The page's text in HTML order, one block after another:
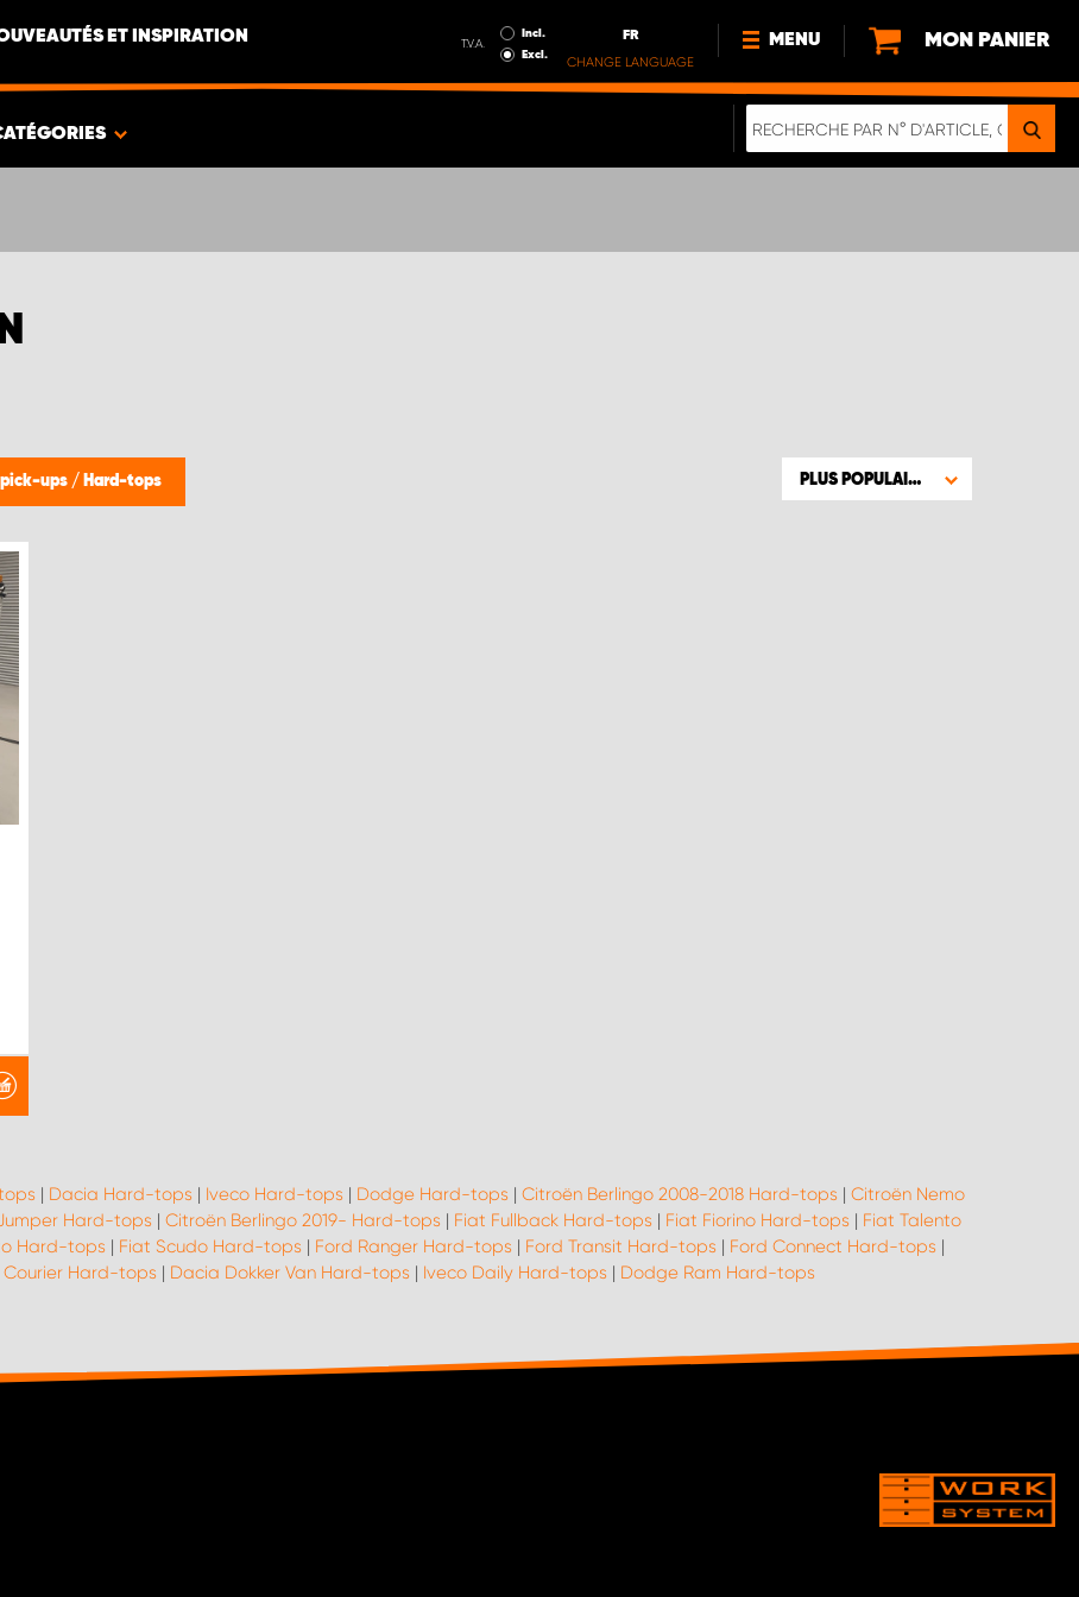
ET INSPIRATION T.V.A.
Incl.
Excl.
FR
CHANGE LANGUAGE
MENU
NOUVEAUTÉS
MON PANIER
ups / Hard-tops PLUS POPULAIRE
| Dacia Hard-tops | Iveco Hard-tops | Dodge Hard-tops | Citroën Berlingo 2008-2018 Hard-tops | Citroën Nemo
Hard-tops | Citroën Berlingo 2019- Hard-tops | Fiat Fullback Hard-tops | Fiat Fiorino Hard-tops | Fiat Talento
Hard-tops | Fiat Scudo Hard-tops | Ford Ranger Hard-tops | Ford Transit Hard-tops | Ford Connect Hard-tops |
Courier Hard-tops | Dacia Dokker Van Hard-tops | Iveco Daily Hard-tops | Dodge Ram Hard-tops